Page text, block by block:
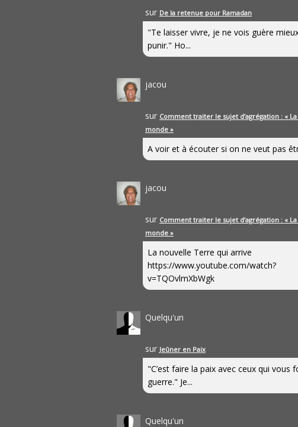
sur De la retenue pour Ramadan
"Te laisser vivre, je ne vois guère
punir." Ho...
jacou
sur Comment traiter le sujet d’agrégation : «
monde »
A voir et à écouter si on ne veut pas
jacou
sur Comment traiter le sujet d’agrégation : «
monde »
La nouvelle Terre qui arrive
https://www.youtube.com/watch?
v=TQOvlmXbWgk
Quelqu'un
sur Jeûner en Paix
"C’est faire la paix avec ceux qui vous
guerre." Je...
Quelqu'un